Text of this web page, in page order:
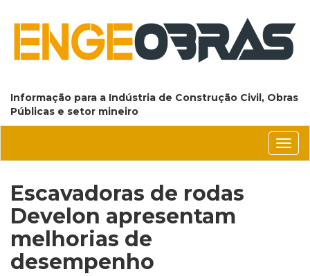
Informação para a Indústria de Construção Civil, Obras
Públicas e setor mineiro
Escavadoras de rodas
Develon apresentam
melhorias de
desempenho